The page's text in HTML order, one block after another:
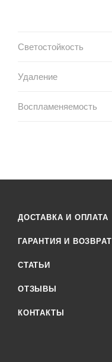
Светостойкость
Удаление
Воспламеняемость
ДОСТАВКА И ОПЛАТА
ГАРАНТИЯ И ВОЗВРАТ
СТАТЬИ
ОТЗЫВЫ
КОНТАКТЫ